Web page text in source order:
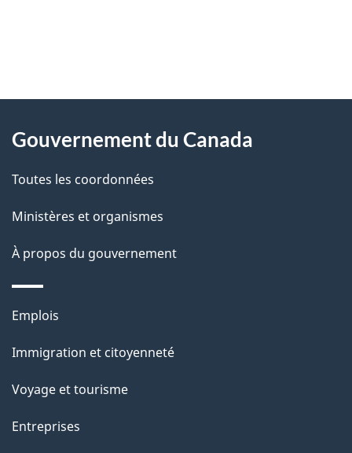
D
t
a
l
s
l
a
a
g
propos
ce
site
Gouvernement du Canada
Toutes les coordonnées
Ministères et organismes
À propos du gouvernement
Thèmes
sujets
Emplois
Immigration et citoyenneté
Voyage et tourisme
Entreprises